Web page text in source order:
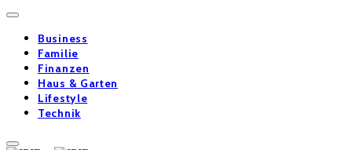
Business
Familie
Finanzen
Haus & Garten
Lifestyle
Technik